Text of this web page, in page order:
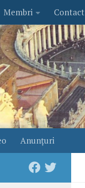
Membri Contact
Anunţuri